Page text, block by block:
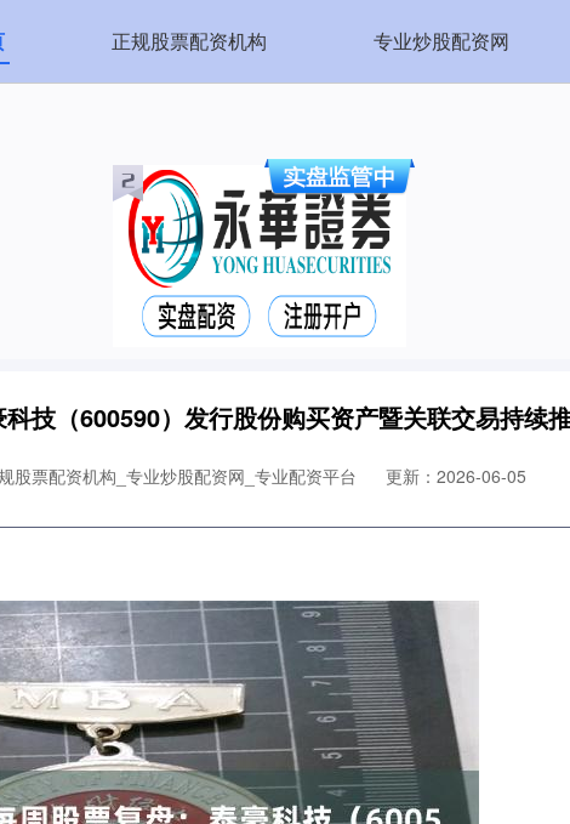
正规股票配资机构 专业炒股配资网
技（600590）发行股份购买资产暨关联交易持续
股票配资机构_专业炒股配资网_专业配资平台
更新：2026-06-05